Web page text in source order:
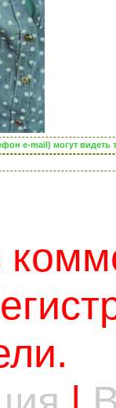
e-mail) могут видеть